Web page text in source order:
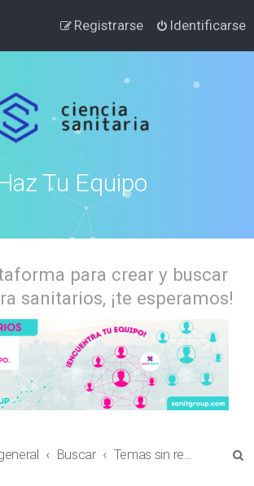
Identificarse
Registrarse
Tu Equipo
para crear y buscar
sanitarios, ¡te esperamos!
Buscar Temas sin respuesta